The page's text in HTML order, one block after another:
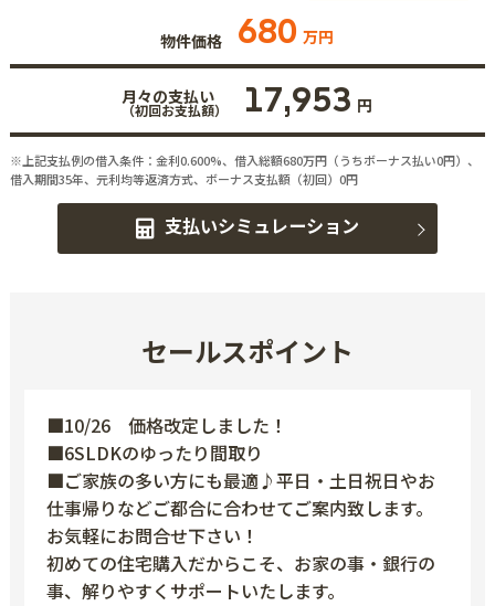
物件価格 680 万円
月々の支払い
（初回お支払額） 17,953 円
※上記支払例の借入条件：金利0.600%、借入総額680万円（うちボーナス払い0円）、
借入期間35年、元利均等返済方式、ボーナス支払額（初回）0円
支払いシミュレーション
セールスポイント
■10/26 価格改定しました！
■6SLDKのゆったり間取り
■ご家族の多い方にも最適♪平日・土日祝日やお
仕事帰りなどご都合に合わせてご案内致します。
お気軽にお問合せ下さい！
初めての住宅購入だからこそ、お家の事・銀行の
事、解りやすくサポートいたします。